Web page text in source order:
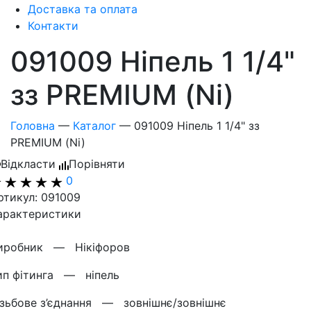
Доставка та оплата
Контакти
091009 Ніпель 1 1/4"
зз PREMIUM (Ni)
Головна — Каталог — 091009 Ніпель 1 1/4" зз
PREMIUM (Ni)
Відкласти
Порівняти
0
091009
— Нікіфоров
фітинга — ніпель
з’єднання — зовнішнє/зовнішнє